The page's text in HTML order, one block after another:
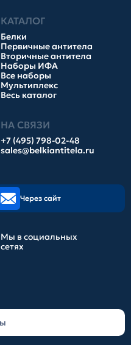
КАТАЛОГ
Белки
Первичные антитела
Вторичные антитела
Наборы ИФА
Все наборы
Мультиплекс
Весь каталог
НА СВЯЗИ
+7 (495) 798-02-48
sales@belkiantitela.ru
Через сайт
Мы в социальных
сетях